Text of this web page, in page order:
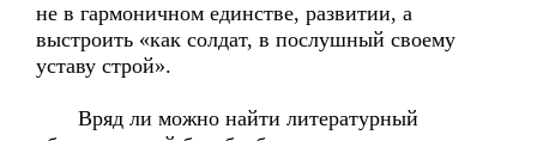
не в гармоничном единстве, развитии, а
выстроить «как солдат, в послушный своему
уставу строй».
Вряд ли можно найти литературный